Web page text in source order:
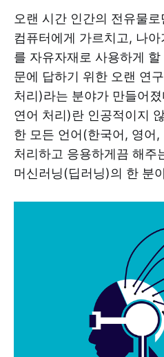
오랜 시간 인간의 전유물
컴퓨터에게 가르치고, 나
를 자유자재로 사용하게
문에 답하기 위한 오랜 연
처리)라는 분야가 만들어
연어 처리)란 인공적이지
한 모든 언어(한국어, 영어
처리하고 응용하게끔 해주
머신러닝(딥러닝)의 한 분